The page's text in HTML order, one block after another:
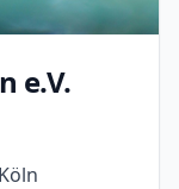
e.V.